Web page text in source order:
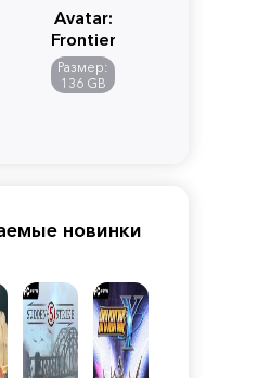
Avatar:
Frontiers
of
Pandora
Размер:
136 GB
новинки